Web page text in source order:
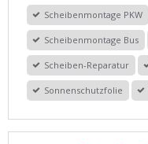
Scheibenmontage PKW
Scheibenmontage Bus
Scheiben-Reparatur
Sonnenschutzfolie